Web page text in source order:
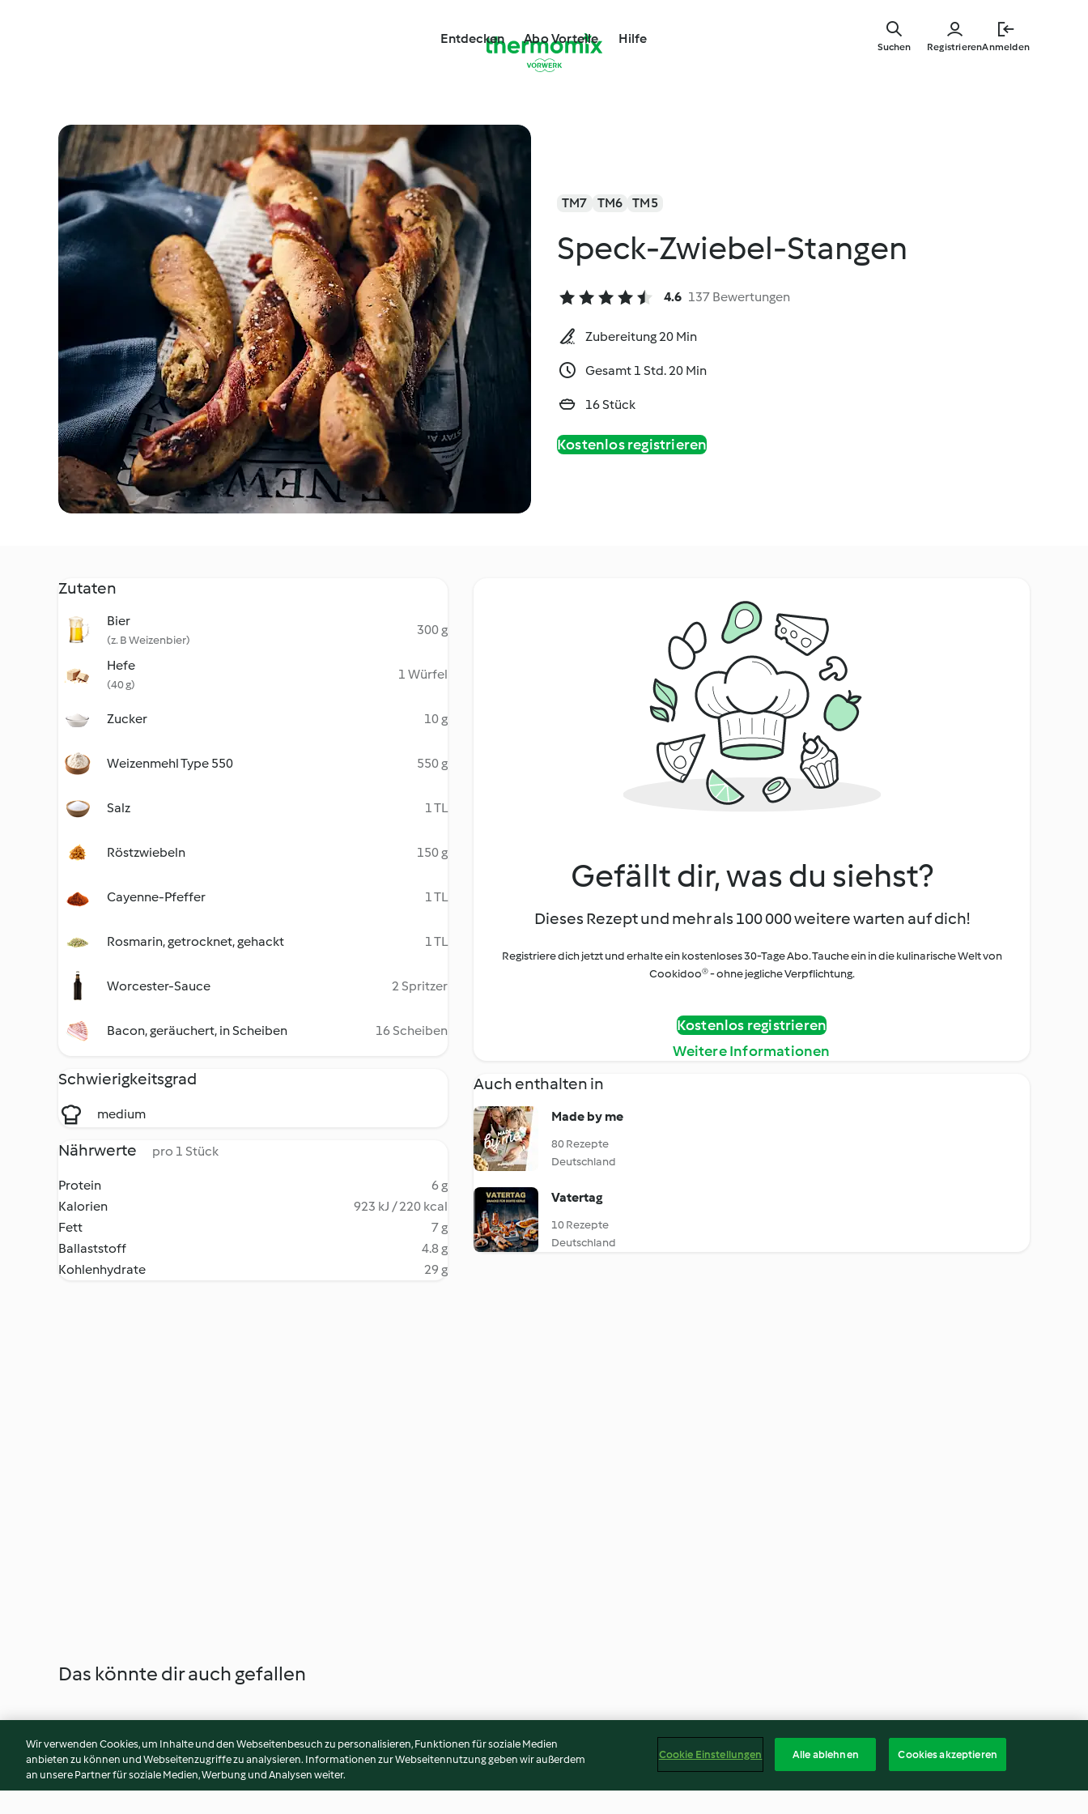
springen
Entdecken Abo Vorteile Hilfe
RegistrierenAnmelden
Suchen
TM7 TM6 TM5
Speck-Zwiebel-Stangen
4.6 137 Bewertungen
Zubereitung 20 Min
Gesamt 1 Std. 20 Min
16 Stück
Kostenlos registrieren
Zutaten
Bier
(z. B Weizenbier)
300 g
Hefe
(40 g)
1 Würfel
Zucker 10 g
Weizenmehl Type 550 550 g
Salz 1 TL
Röstzwiebeln 150 g
Cayenne-Pfeffer 1 TL
Rosmarin, getrocknet, gehackt 1 TL
Worcester-Sauce 2 Spritzer
Bacon, geräuchert, in Scheiben 16 Scheiben
Schwierigkeitsgrad
medium
Nährwerte pro 1 Stück
Protein
6 g
Kalorien
923 kJ / 220 kcal
Fett
7 g
Ballaststoff
4.8 g
Kohlenhydrate
29 g
Gefällt dir, was du siehst?
Dieses Rezept und mehr als 100 000 weitere warten auf dich!
Registriere dich jetzt und erhalte ein kostenloses 30-Tage Abo. Tauche ein in die kulinarische Welt von
Cookidoo® - ohne jegliche Verpflichtung.
Kostenlos registrieren
Weitere Informationen
Auch enthalten in
Made by me
80 Rezepte
Deutschland
Vatertag
10 Rezepte
Deutschland
Das könnte dir auch gefallen
Wir verwenden Cookies, um Inhalte und den Webseitenbesuch zu personalisieren, Funktionen für soziale Medien
anbieten zu können und Webseitenzugriffe zu analysieren. Informationen zur Webseitennutzung geben wir außerdem
an unsere Partner für soziale Medien, Werbung und Analysen weiter.
Cookie Einstellungen Alle ablehnen Cookies akzeptieren